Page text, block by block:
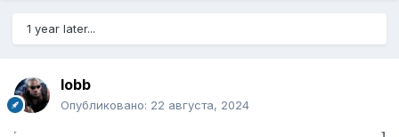
1 year later...
lobb
Опубликовано: 22 августа, 2024